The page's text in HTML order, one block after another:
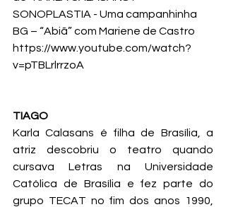
SONOPLASTIA - Uma campanhinha
BG – “Abiã” com Mariene de Castro
https://www.youtube.com/watch?
v=pTBLrlrrzoA
TIAGO
Karla Calasans é filha de Brasília, a
atriz descobriu o teatro quando
cursava Letras na Universidade
Católica de Brasília e fez parte do
grupo TECAT no fim dos anos 1990,